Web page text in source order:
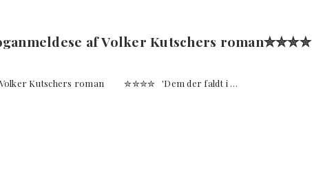
af Volker Kutschers roman✮✮✮✮
Volker Kutschers roman ✮✮✮✮ 'Dem der faldt i …